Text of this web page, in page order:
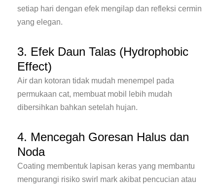
setiap hari dengan efek mengilap dan refleksi cermin
yang elegan.
3. Efek Daun Talas (Hydrophobic
Effect)
Air dan kotoran tidak mudah menempel pada
permukaan cat, membuat mobil lebih mudah
dibersihkan bahkan setelah hujan.
4. Mencegah Goresan Halus dan
Noda
Coating membentuk lapisan keras yang membantu
mengurangi risiko swirl mark akibat pencucian atau